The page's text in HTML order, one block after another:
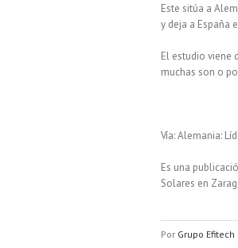
Este sitúa a
y deja a España
El estudio viene
muchas son o
Vía: Alemania:
Es una
Solares en
Por Grupo Efitech